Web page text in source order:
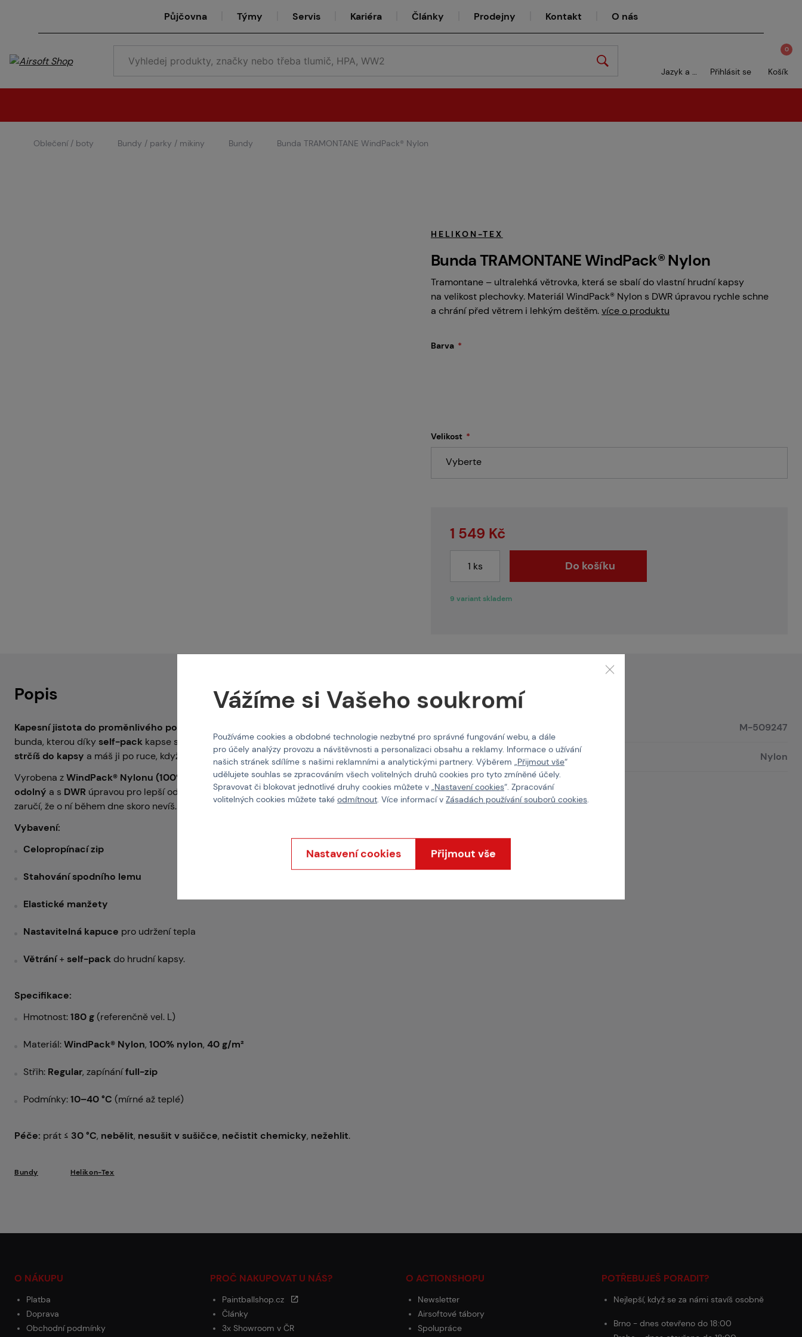
Půjčovna Týmy Servis Kariéra Články Prodejny Kontakt O nás
Jazyk a měna Přihlásit se
0
Košík
Půjčovna
Oblečení / boty Bundy / parky / mikiny Bundy Bunda TRAMONTANE WindPack® Nylon
HELIKON-TEX
Bunda TRAMONTANE WindPack® Nylon
Tramontane – ultralehká větrovka, která se sbalí do vlastní hrudní kapsy
na velikost plechovky. Materiál WindPack® Nylon s DWR úpravou rychle schne
a chrání před větrem i lehkým deštěm.více o produktu
Barva
Velikost
Vyberte
9 variant skladem
1 549 Kč
Do košíku
Popis
Kapesní jistota do proměnlivého počasí.
bunda, kterou díkyself-pack kapse stlačíš na velikost plechovky –snadno ji
strčíš do kapsy a máš ji po ruce, když se zvedne vítr nebo začne mžít.
Vyrobena zWindPack® Nylonu (100% nylon, 40 g/m²)–rychleschnoucí,
odolný a s DWR úpravou pro lepší odvod vody. Nízká hmotnost180 g (vel. L)
zaručí, že o ní během dne skoro nevíš.
Vybavení:
Celopropínací zip
Stahování spodního lemu
Elastické manžety
Nastavitelná kapuce pro udržení tepla
Větrání+self-pack do hrudní kapsy.
Specifikace:
Hmotnost:180 g(referenčně vel. L)
Materiál:WindPack® Nylon, 100% nylon, 40 g/m²
Střih: Regular, zapínánífull-zip
Podmínky:10–40 °C (mírné až teplé)
Péče: prát ≤ 30 °C, nebělit, nesušit v sušičce, nečistit chemicky, nežehlit.
Bundy Helikon-Tex
Vlastnosti
M-509247
Materiál Nylon
O NÁKUPU
Platba
Doprava
Obchodní podmínky
PROČ NAKUPOVAT U NÁS?
Paintballshop.cz
Články
3x Showroom v ČR
O ACTIONSHOPU
Newsletter
Airsoftové tábory
Spolupráce
POTŘEBUJEŠ PORADIT?
Nejlepší, když se za námi stavíš osobně
Brno - dnes otevřeno do 18:00
Vážíme si Vašeho soukromí
Používáme cookies a obdobné technologie nezbytné pro správné fungování webu, a dále
pro účely analýzy provozu a návštěvnosti a personalizaci obsahu a reklamy. Informace o užívání
našich stránek sdílíme s našimi reklamními a analytickými partnery. Výběrem „Přijmout vše“
udělujete souhlas se zpracováním všech volitelných druhů cookies pro tyto zmíněné účely.
Spravovat či blokovat jednotlivé druhy cookies můžete v „Nastavení cookies“. Zpracování
volitelných cookies můžete také odmítnout. Více informací v Zásadách používání souborů cookies.
Nastavení cookies Přijmout vše